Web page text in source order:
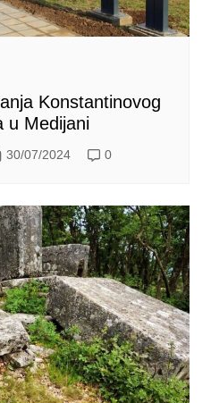
Konstantinovog
u Medijani
30/07/2024 0